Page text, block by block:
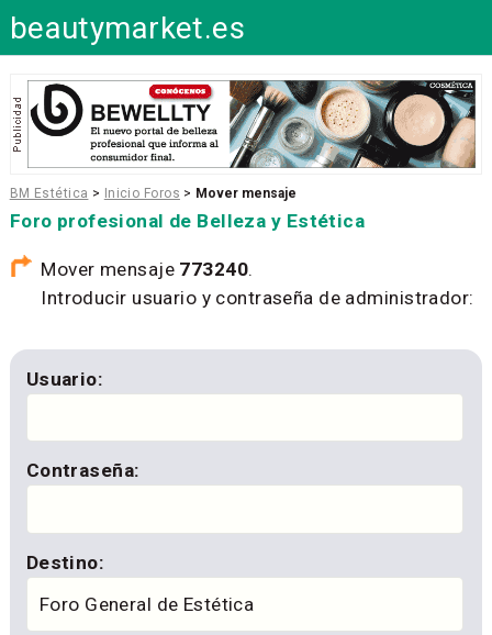
beautymarket.es
BM Estética > Inicio Foros > Mover mensaje
Foro profesional de Belleza y Estética
Mover mensaje 773240.
Introducir usuario y contraseña de administrador:
Usuario:
Contraseña:
Destino: